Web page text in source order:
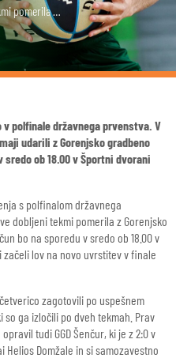
pomerila …
polfinale državnega prvenstva. V
udarili z Gorenjsko gradbeno
ob 18.00 v Športni dvorani
s polfinalom državnega
dobljeni tekmi pomerila z Gorenjsko
bo na sporedu v sredo ob 18.00 v
lov na novo uvrstitev v finale
zagotovili po uspešnem
ga izločili po dveh tekmah. Prav
tudi GGD Šenčur, ki je z 2:0 v
Domžale in si samozavestno